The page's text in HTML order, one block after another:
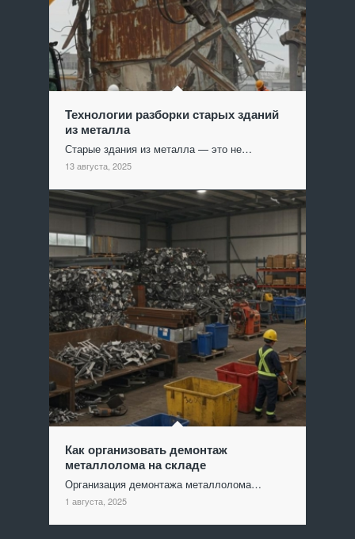
Технологии разборки старых зданий
из металла
Старые здания из металла — это не…
13 августа, 2025
Как организовать демонтаж
металлолома на складе
Организация демонтажа металлолома…
1 августа, 2025